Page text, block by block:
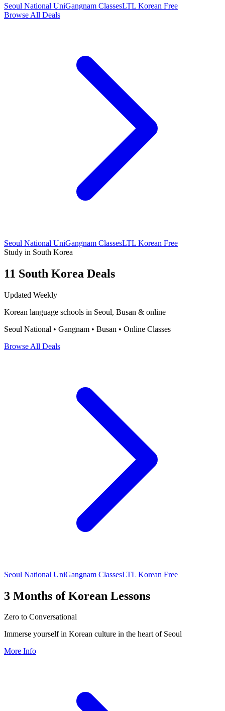
Seoul National UniGangnam ClassesLTL Korean Free
Browse All Deals
Seoul National UniGangnam ClassesLTL Korean Free
Study in South Korea
11 South Korea Deals
Updated Weekly
Korean language schools in Seoul, Busan & online
Seoul National • Gangnam • Busan • Online Classes
Browse All Deals
Seoul National UniGangnam ClassesLTL Korean Free
3 Months of Korean Lessons
Zero to Conversational
Immerse yourself in Korean culture in the heart of Seoul
More Info